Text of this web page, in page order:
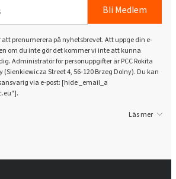
Bli Medlem
att prenumerera på nyhetsbrevet. Att uppge din e-
om du inte gör det kommer vi inte att kunna
Administratör för personuppgifter är PCC Rokita
(Sienkiewicza Street 4, 56-120 Brzeg Dolny). Du kan
via e-post: [hide _email_a
Läs mer